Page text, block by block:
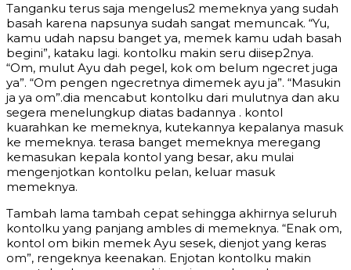
Tanganku terus saja mengelus2 memeknya yang sudah
basah karena napsunya sudah sangat memuncak. “Yu,
kamu udah napsu banget ya, memek kamu udah basah
begini”, kataku lagi. kontolku makin seru diisep2nya.
“Om, mulut Ayu dah pegel, kok om belum ngecret juga
ya”. “Om pengen ngecretnya dimemek ayu ja”. “Masukin
ja ya om”.dia mencabut kontolku dari mulutnya dan aku
segera menelungkup diatas badannya . kontol
kuarahkan ke memeknya, kutekannya kepalanya masuk
ke memeknya. terasa banget memeknya meregang
kemasukan kepala kontol yang besar, aku mulai
mengenjotkan kontolku pelan, keluar masuk
memeknya.
Tambah lama tambah cepat sehingga akhirnya seluruh
kontolku yang panjang ambles di memeknya. “Enak om,
kontol om bikin memek Ayu sesek, dienjot yang keras
om”, rengeknya keenakan. Enjotan kontolku makin